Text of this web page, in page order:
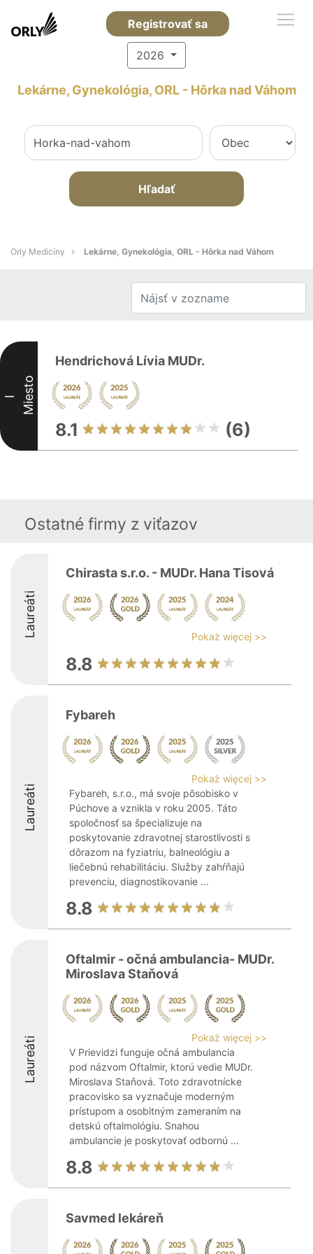
Registrovať sa
2026
Lekárne, Gynekológia, ORL - Hôrka nad Váhom
Hľadať
Orly Medicíny Lekárne, Gynekológia, ORL - Hôrka nad Váhom
I Miesto
Hendrichová Lívia MUDr.
8.1 (6)
Ostatné firmy z viťazov
Laureáti
Chirasta s.r.o. - MUDr. Hana Tisová
Pokaż więcej >>
8.8
Laureáti
Fybareh
Pokaż więcej >>
Fybareh, s.r.o., má svoje pôsobisko v
Púchove a vznikla v roku 2005. Táto
spoločnosť sa špecializuje na
poskytovanie zdravotnej starostlivosti s
dôrazom na fyziatriu, balneológiu a
liečebnú rehabilitáciu. Služby zahŕňajú
prevenciu, diagnostikovanie ...
8.8
Laureáti
Oftalmir - očná ambulancia- MUDr.
Miroslava Staňová
Pokaż więcej >>
V Prievidzi funguje očná ambulancia
pod názvom Oftalmir, ktorú vedie MUDr.
Miroslava Staňová. Toto zdravotnícke
pracovisko sa vyznačuje moderným
prístupom a osobitným zameraním na
detskú oftalmológiu. Snahou
ambulancie je poskytovať odbornú ...
8.8
Savmed lekáreň